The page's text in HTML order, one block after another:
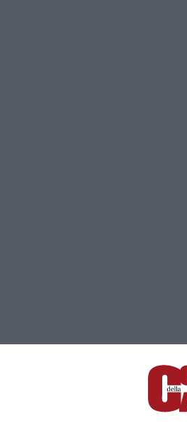
6/G, S.Eufemia, Lamezia Terme (CZ)
Terme 5/2011 - Direttore responsabile